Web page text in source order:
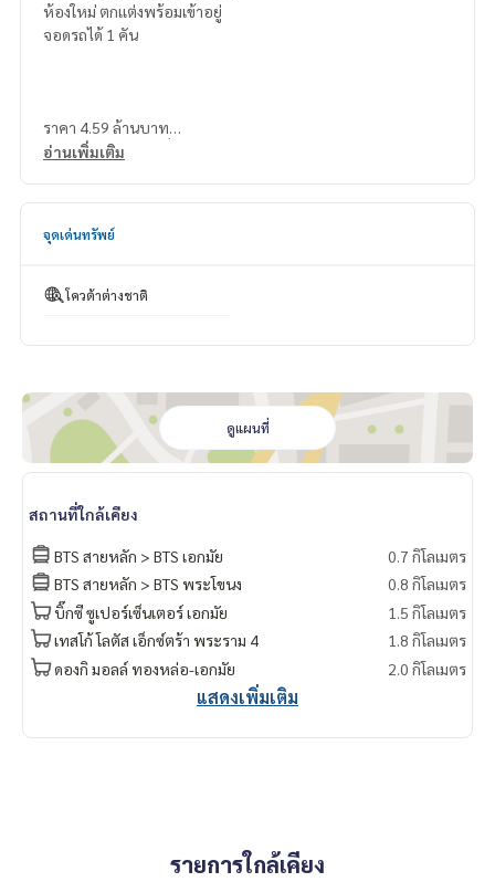
ห้องใหม่ ตกเเต่งพร้อมเข้าอยู่
จอดรถได้ 1 คัน
ราคา 4.59 ล้านบาท
ค่าโอน 2% คนละครึ่ง
===============
ESID-00406
อ่านเพิ่มเติม
จุดเด่นทรัพย์
โควต้าต่างชาติ
ดูแผนที่
สถานที่ใกล้เคียง
BTS สายหลัก > BTS เอกมัย
0.7 กิโลเมตร
BTS สายหลัก > BTS พระโขนง
0.8 กิโลเมตร
บิ๊กซี ซูเปอร์เซ็นเตอร์ เอกมัย
1.5 กิโลเมตร
เทสโก้ โลตัส เอ็กซ์ตร้า พระราม 4
1.8 กิโลเมตร
ดองกิ มอลล์ ทองหล่อ-เอกมัย
2.0 กิโลเมตร
แสดงเพิ่มเติม
รายการใกล้เคียง